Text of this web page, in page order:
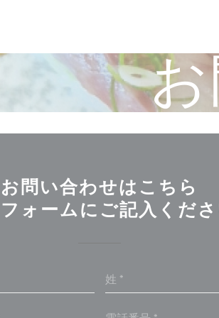
お問い合わせはこちら
ォームにご記入くださ